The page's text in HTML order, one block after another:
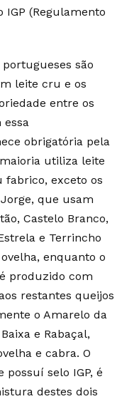
IGP (Regulamento
são
leite cru e os
entre os
obrigatória pela
utiliza leite
fabrico, exceto os
que usam
Castelo Branco,
e Terrincho
enquanto o
produzido com
restantes queijos
o Amarelo da
e Rabaçal,
e cabra. O
possuí selo IGP, é
destes dois